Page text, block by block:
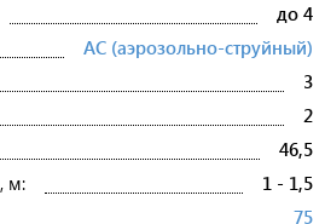
до 4
АС (аэрозольно-струйный)
3
2
46,5
м:
1 - 1,5
75